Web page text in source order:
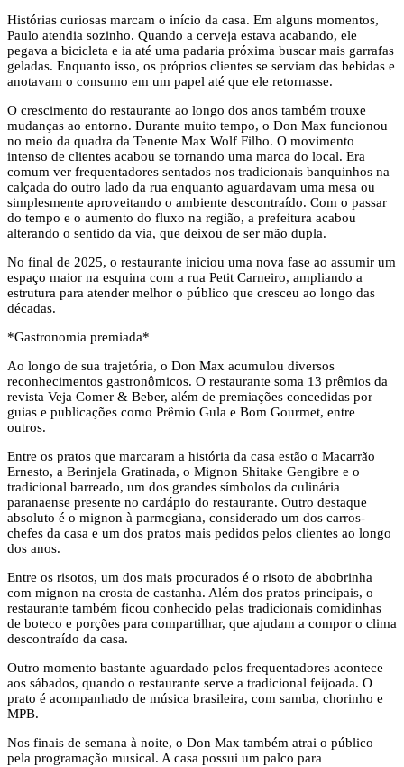
Histórias curiosas marcam o início da casa. Em alguns momentos,
Paulo atendia sozinho. Quando a cerveja estava acabando, ele
pegava a bicicleta e ia até uma padaria próxima buscar mais garrafas
geladas. Enquanto isso, os próprios clientes se serviam das bebidas e
anotavam o consumo em um papel até que ele retornasse.
O crescimento do restaurante ao longo dos anos também trouxe
mudanças ao entorno. Durante muito tempo, o Don Max funcionou
no meio da quadra da Tenente Max Wolf Filho. O movimento
intenso de clientes acabou se tornando uma marca do local. Era
comum ver frequentadores sentados nos tradicionais banquinhos na
calçada do outro lado da rua enquanto aguardavam uma mesa ou
simplesmente aproveitando o ambiente descontraído. Com o passar
do tempo e o aumento do fluxo na região, a prefeitura acabou
alterando o sentido da via, que deixou de ser mão dupla.
No final de 2025, o restaurante iniciou uma nova fase ao assumir um
espaço maior na esquina com a rua Petit Carneiro, ampliando a
estrutura para atender melhor o público que cresceu ao longo das
décadas.
*Gastronomia premiada*
Ao longo de sua trajetória, o Don Max acumulou diversos
reconhecimentos gastronômicos. O restaurante soma 13 prêmios da
revista Veja Comer & Beber, além de premiações concedidas por
guias e publicações como Prêmio Gula e Bom Gourmet, entre
outros.
Entre os pratos que marcaram a história da casa estão o Macarrão
Ernesto, a Berinjela Gratinada, o Mignon Shitake Gengibre e o
tradicional barreado, um dos grandes símbolos da culinária
paranaense presente no cardápio do restaurante. Outro destaque
absoluto é o mignon à parmegiana, considerado um dos carros-
chefes da casa e um dos pratos mais pedidos pelos clientes ao longo
dos anos.
Entre os risotos, um dos mais procurados é o risoto de abobrinha
com mignon na crosta de castanha. Além dos pratos principais, o
restaurante também ficou conhecido pelas tradicionais comidinhas
de boteco e porções para compartilhar, que ajudam a compor o clima
descontraído da casa.
Outro momento bastante aguardado pelos frequentadores acontece
aos sábados, quando o restaurante serve a tradicional feijoada. O
prato é acompanhado de música brasileira, com samba, chorinho e
MPB.
Nos finais de semana à noite, o Don Max também atrai o público
pela programação musical. A casa possui um palco para